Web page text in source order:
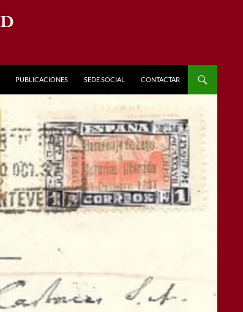
PUBLICACIONES SEDE SOCIAL CONTACTAR